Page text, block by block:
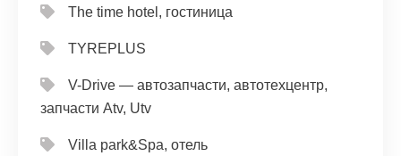
The time hotel, гостиница
TYREPLUS
V-Drive — автозапчасти, автотехцентр,
запчасти Atv, Utv
Villa park&Spa, отель